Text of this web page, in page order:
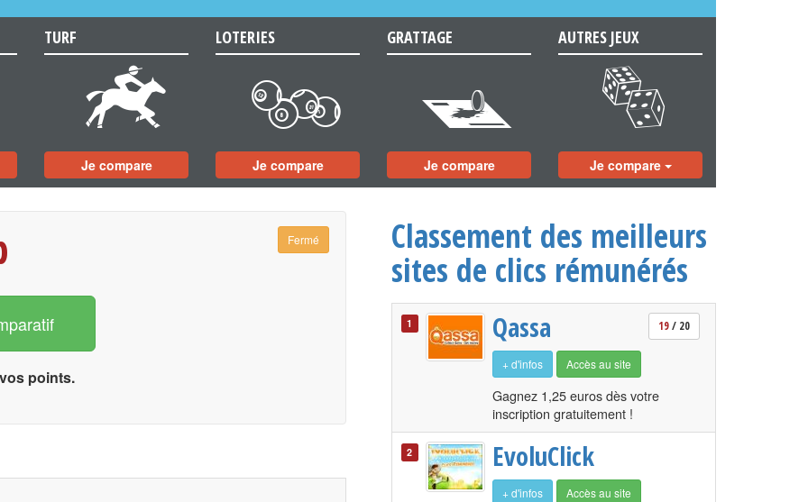
TURF
d
Je compare
LOTERIES
c
Je compare
GRATTAGE
e
Je compare
AUTRES JEUX
f
Je compare
Fermé
points.
Classement des meilleurs
sites de clics rémunérés
1 Qassa 19/ 20
+ d'infos Accès au site
Gagnez 1,25 euros dès votre
inscription gratuitement !
2 EvoluClick
+ d'infos Accès au site